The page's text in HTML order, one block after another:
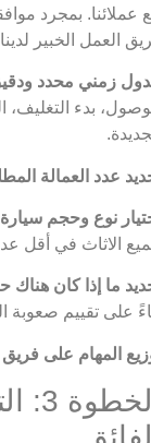
عملائنا. بمجرد
العمل الخبير
زمني محدد
بدء
عدد العمالة
نوع وحجم سيارة
الاثاث في أقل
ما إذا كان هناك
على تقييم صعوبة
المهام على